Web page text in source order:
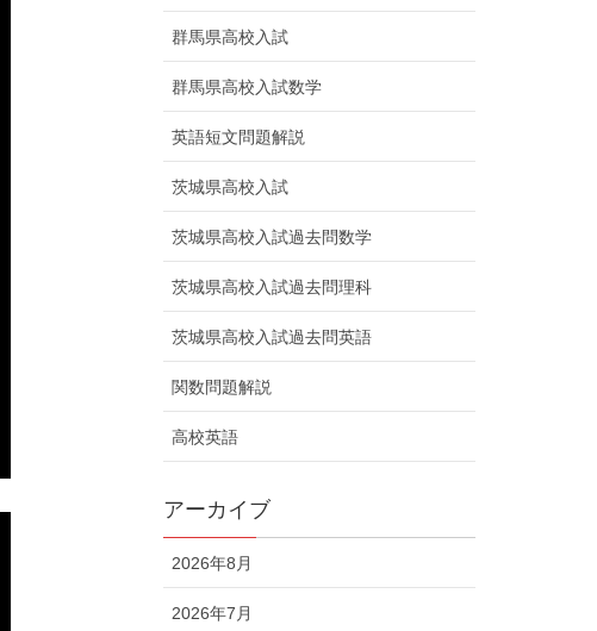
群馬県高校入試
群馬県高校入試数学
英語短文問題解説
茨城県高校入試
茨城県高校入試過去問数学
茨城県高校入試過去問理科
茨城県高校入試過去問英語
関数問題解説
高校英語
アーカイブ
2026年8月
2026年7月